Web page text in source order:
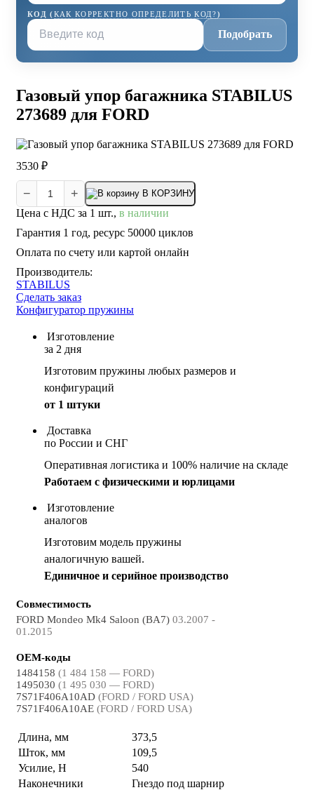
КОД (КАК КОРРЕКТНО ОПРЕДЕЛИТЬ КОД?)
Подобрать
Газовый упор багажника STABILUS
273689 для FORD
3530 ₽
− + В КОРЗИНУ
Цена с НДС за 1 шт., в наличии
Гарантия 1 год, ресурс 50000 циклов
Оплата по счету или картой онлайн
Производитель:
STABILUS
Сделать заказ
Конфигуратор пружины
Изготовление
за 2 дня
Изготовим пружины любых размеров и
конфигураций
от 1 штуки
Доставка
по России и СНГ
Оперативная логистика и 100% наличие на складе
Работаем с физическими и юрлицами
Изготовление
аналогов
Изготовим модель пружины
аналогичную вашей.
Единичное и серийное производство
Совместимость
FORD Mondeo Mk4 Saloon (BA7) 03.2007 -
01.2015
OEM-коды
1484158 (1 484 158 — FORD)
1495030 (1 495 030 — FORD)
7S71F406A10AD (FORD / FORD USA)
7S71F406A10AE (FORD / FORD USA)
Длина, мм
373,5
Шток, мм
109,5
Усилие, Н
540
Наконечники
Гнездо под шарнир